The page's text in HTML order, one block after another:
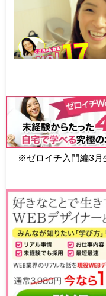
※ゼロイチ入門編3月